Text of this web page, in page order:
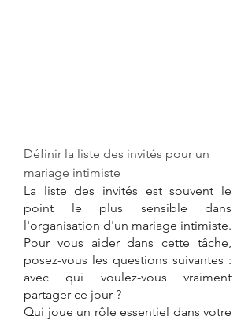
Définir la liste des invités pour un
mariage intimiste
La liste des invités est souvent le
point le plus sensible dans
l'organisation d'un mariage intimiste.
Pour vous aider dans cette tâche,
posez-vous les questions suivantes :
avec qui voulez-vous vraiment
partager ce jour ?
Qui joue un rôle essentiel dans votre